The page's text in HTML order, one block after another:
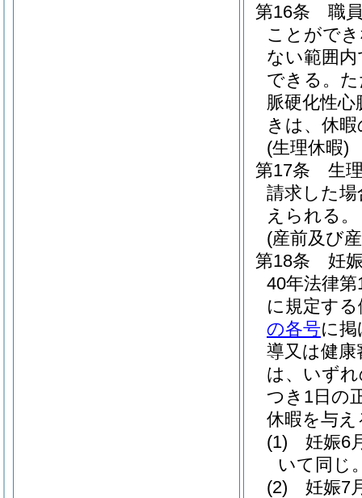
第16条
職
ことがで
ない範囲
できる。
脈硬化性
きは、休
(生理休暇)
第17条
生
請求した
えられる。
(産前及び
第18条
妊
40年法律第
に規定す
の各号に
導又は健
は、いず
つき1日の
休暇を与
(1)
妊娠6
いて同じ
(2)
妊娠7